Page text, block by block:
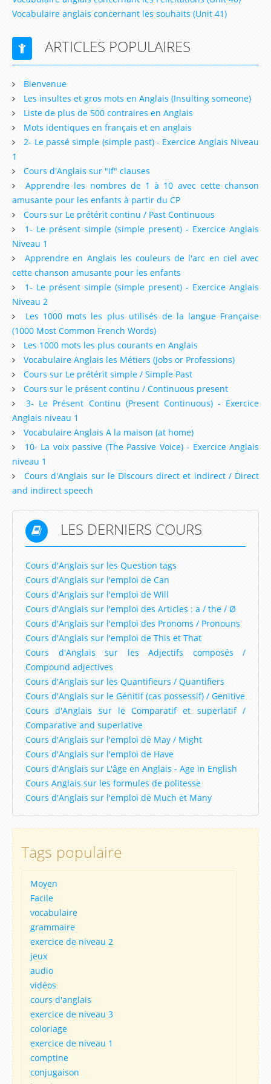
3ème
Ressources d'Anglais pour les Classes de niveau
2nde (Seconde)
Ressources d'Anglais pour les Classes de niveau
1ère (Première)
Ressources d'Anglais pour les Classes de niveau
Dictionnaire Anglais
Vocabulaire anglais concernant les souhaits (Unit 41)
ARTICLES POPULAIRES
Bienvenue
Les insultes et gros mots en Anglais (Insulting someone)
Liste de plus de 500 contraires en Anglais
Mots identiques en français et en anglais
2- Le passé simple (simple past) - Exercice Anglais Niveau
1
Cours d'Anglais sur "If" clauses
Apprendre les nombres de 1 à 10 avec cette chanson
amusante pour les enfants à partir du CP
Cours sur Le prétérit continu / Past Continuous
1- Le présent simple (simple present) - Exercice Anglais
Niveau 1
Apprendre en Anglais les couleurs de l'arc en ciel avec
cette chanson amusante pour les enfants
1- Le présent simple (simple present) - Exercice Anglais
Niveau 2
Les 1000 mots les plus utilisés de la langue Française
(1000 Most Common French Words)
Les 1000 mots les plus courants en Anglais
Vocabulaire Anglais les Métiers (Jobs or Professions)
Cours sur Le prétérit simple / Simple Past
Cours sur le présent continu / Continuous present
3- Le Présent Continu (Present Continuous) - Exercice
Anglais niveau 1
Vocabulaire Anglais A la maison (at home)
10- La voix passive (The Passive Voice) - Exercice Anglais
niveau 1
Cours d'Anglais sur le Discours direct et indirect / Direct
and indirect speech
LES DERNIERS COURS
Cours d'Anglais sur les Question tags
Cours d'Anglais sur l'emploi de Can
Cours d'Anglais sur l'emploi de Will
Cours d'Anglais sur l'emploi des Articles : a / the / Ø
Cours d'Anglais sur l'emploi des Pronoms / Pronouns
Cours d'Anglais sur l'emploi de This et That
Cours d'Anglais sur les Adjectifs composés /
Compound adjectives
Cours d'Anglais sur les Quantifieurs / Quantifiers
Cours d'Anglais sur le Génitif (cas possessif) / Genitive
Cours d'Anglais sur le Comparatif et superlatif /
Comparative and superlative
Cours d'Anglais sur l'emploi de May / Might
Cours d'Anglais sur l'emploi de Have
Cours d'Anglais sur L'âge en Anglais - Age in English
Cours Anglais sur les formules de politesse
Cours d'Anglais sur l'emploi de Much et Many
Tags populaire
Moyen
Facile
vocabulaire
grammaire
exercice de niveau 2
jeux
audio
vidéos
cours d'anglais
exercice de niveau 3
coloriage
exercice de niveau 1
comptine
conjugaison